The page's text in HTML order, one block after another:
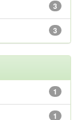
3
3
1
1